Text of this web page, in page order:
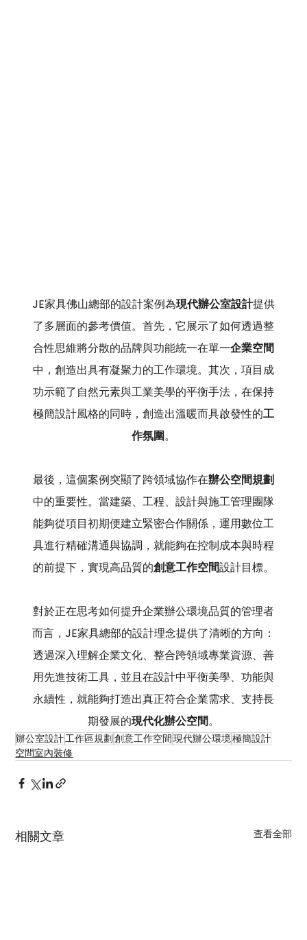
JE家具佛山總部的設計案例為現代辦公室設計提供
了多層面的參考價值。首先，它展示了如何透過整
合性思維將分散的品牌與功能統一在單一企業空間
中，創造出具有凝聚力的工作環境。其次，項目成
功示範了自然元素與工業美學的平衡手法，在保持
極簡設計風格的同時，創造出溫暖而具啟發性的工
作氛圍。
最後，這個案例突顯了跨領域協作在辦公空間規劃
中的重要性。當建築、工程、設計與施工管理團隊
能夠從項目初期便建立緊密合作關係，運用數位工
具進行精確溝通與協調，就能夠在控制成本與時程
的前提下，實現高品質的創意工作空間設計目標。
對於正在思考如何提升企業辦公環境品質的管理者
而言，JE家具總部的設計理念提供了清晰的方向：
透過深入理解企業文化、整合跨領域專業資源、善
用先進技術工具，並且在設計中平衡美學、功能與
永續性，就能夠打造出真正符合企業需求、支持長
期發展的現代化辦公空間。
辦公室設計工作區規劃創意工作空間現代辦公環境極簡設計
空間室內裝修
相關文章 查看全部